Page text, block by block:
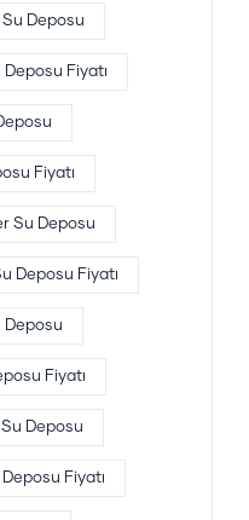
Deposu
Fiyatı
Fiyatı
Su Deposu
Deposu Fiyatı
Deposu
Fiyatı
Deposu
Fiyatı